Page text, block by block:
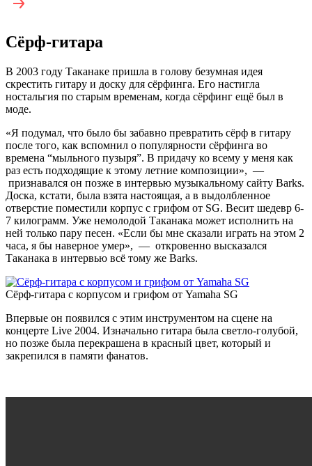
Сёрф-гитара
В 2003 году Таканаке пришла в голову безумная идея
скрестить гитару и доску для сёрфинга. Его настигла
ностальгия по старым временам, когда сёрфинг ещё был в
моде.
«Я подумал, что было бы забавно превратить сёрф в гитару
после того, как вспомнил о популярности сёрфинга во
времена “мыльного пузыря”. В придачу ко всему у меня как
раз есть подходящие к этому летние композиции», —
признавался он позже в интервью музыкальному сайту Barks.
Доска, кстати, была взята настоящая, а в выдолбленное
отверстие поместили корпус с грифом от SG. Весит шедевр 6-
7 килограмм. Уже немолодой Таканака может исполнить на
ней только пару песен. «Если бы мне сказали играть на этом 2
часа, я бы наверное умер», — откровенно высказался
Таканака в интервью всё тому же Barks.
Сёрф-гитара c корпусом и грифом от Yamaha SG
Впервые он появился с этим инструментом на сцене на
концерте Live 2004. Изначально гитара была светло-голубой,
но позже была перекрашена в красный цвет, который и
закрепился в памяти фанатов.